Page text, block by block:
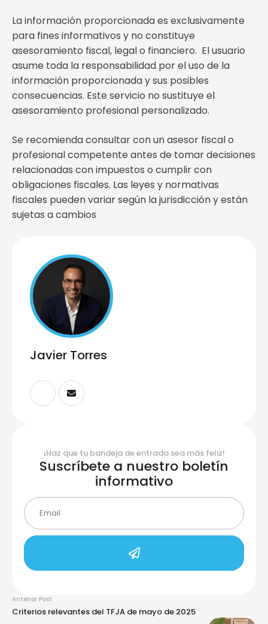
La información proporcionada es exclusivamente
para fines informativos y no constituye
asesoramiento fiscal, legal o financiero. El usuario
asume toda la responsabilidad por el uso de la
información proporcionada y sus posibles
consecuencias. Este servicio no sustituye el
asesoramiento profesional personalizado.
Se recomienda consultar con un asesor fiscal o
profesional competente antes de tomar decisiones
relacionadas con impuestos o cumplir con
obligaciones fiscales. Las leyes y normativas
fiscales pueden variar según la jurisdicción y están
sujetas a cambios
Javier Torres
¡Haz que tu bandeja de entrada sea más feliz!
Suscríbete a nuestro boletín
informativo
Anterior Post
Criterios relevantes del TFJA de mayo de 2025